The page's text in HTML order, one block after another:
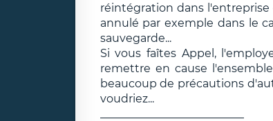
réintégration dans
annulé par exemple dans le
sauvegarde...
Si vous faîtes Appel,
remettre en cause
beaucoup de précautions
voudriez...